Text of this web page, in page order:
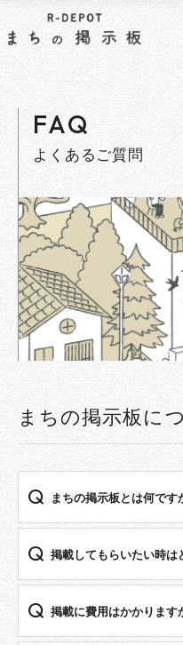
FAQ
よくあるご質問
まちの掲示板に
まちの掲示板とは何です
掲載してもらいたい時は
掲載に費⽤はかかります